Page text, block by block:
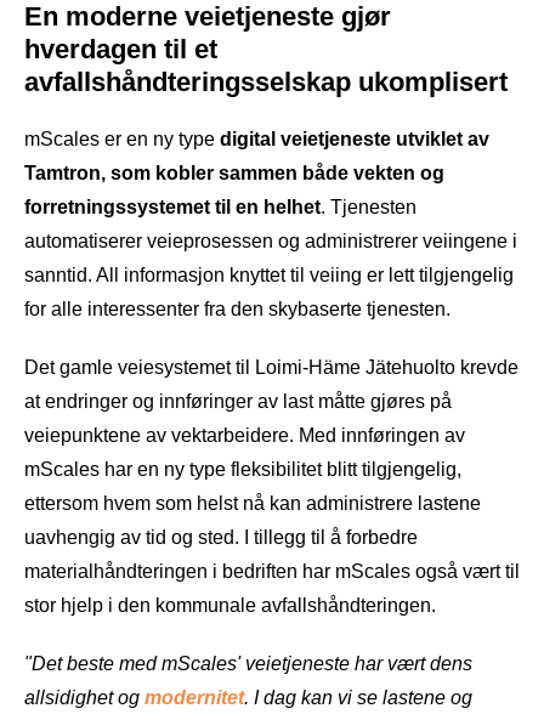
En moderne veietjeneste gjør
hverdagen til et
avfallshåndteringsselskap ukomplisert
mScales er en ny type digital veietjeneste utviklet av
Tamtron, som kobler sammen både vekten og
forretningssystemet til en helhet. Tjenesten
automatiserer veieprosessen og administrerer veiingene i
sanntid. All informasjon knyttet til veiing er lett tilgjengelig
for alle interessenter fra den skybaserte tjenesten.
Det gamle veiesystemet til Loimi-Häme Jätehuolto krevde
at endringer og innføringer av last måtte gjøres på
veiepunktene av vektarbeidere. Med innføringen av
mScales har en ny type fleksibilitet blitt tilgjengelig,
ettersom hvem som helst nå kan administrere lastene
uavhengig av tid og sted. I tillegg til å forbedre
materialhåndteringen i bedriften har mScales også vært til
stor hjelp i den kommunale avfallshåndteringen.
"Det beste med mScales' veietjeneste har vært dens
allsidighet og modernitet. I dag kan vi se lastene og